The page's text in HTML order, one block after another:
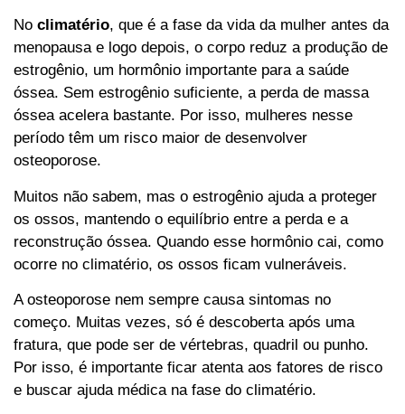
No climatério, que é a fase da vida da mulher antes da
menopausa e logo depois, o corpo reduz a produção de
estrogênio, um hormônio importante para a saúde
óssea. Sem estrogênio suficiente, a perda de massa
óssea acelera bastante. Por isso, mulheres nesse
período têm um risco maior de desenvolver
osteoporose.
Muitos não sabem, mas o estrogênio ajuda a proteger
os ossos, mantendo o equilíbrio entre a perda e a
reconstrução óssea. Quando esse hormônio cai, como
ocorre no climatério, os ossos ficam vulneráveis.
A osteoporose nem sempre causa sintomas no
começo. Muitas vezes, só é descoberta após uma
fratura, que pode ser de vértebras, quadril ou punho.
Por isso, é importante ficar atenta aos fatores de risco
e buscar ajuda médica na fase do climatério.